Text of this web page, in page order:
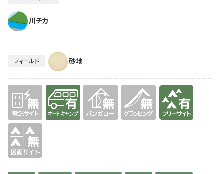
川チカ
フィールド 砂地
無 有り 有り
無